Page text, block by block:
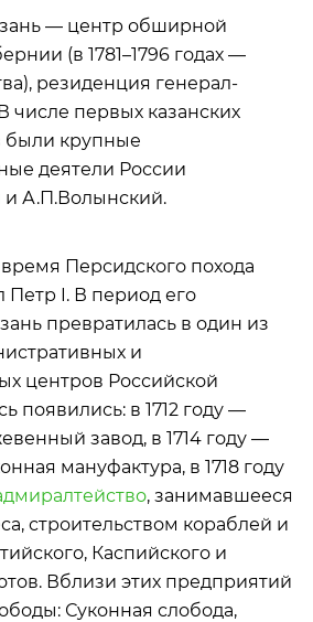
— центр обширной
(в 1781–1796 годах —
резиденция генерал-
числе первых казанских
были крупные
деятели России
и А.П.Волынский.
время Персидского похода
Петр I. В период его
превратилась в один из
и
центров Российской
появились: в 1712 году —
завод, в 1714 году —
мануфактура, в 1718 году
, занимавшееся
строительством кораблей и
Каспийского и
Вблизи этих предприятий
Суконная слобода,